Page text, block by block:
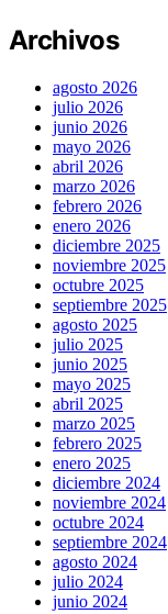
Archivos
agosto 2026
julio 2026
junio 2026
mayo 2026
abril 2026
marzo 2026
febrero 2026
enero 2026
diciembre 2025
noviembre 2025
octubre 2025
septiembre 2025
agosto 2025
julio 2025
junio 2025
mayo 2025
abril 2025
marzo 2025
febrero 2025
enero 2025
diciembre 2024
noviembre 2024
octubre 2024
septiembre 2024
agosto 2024
julio 2024
junio 2024